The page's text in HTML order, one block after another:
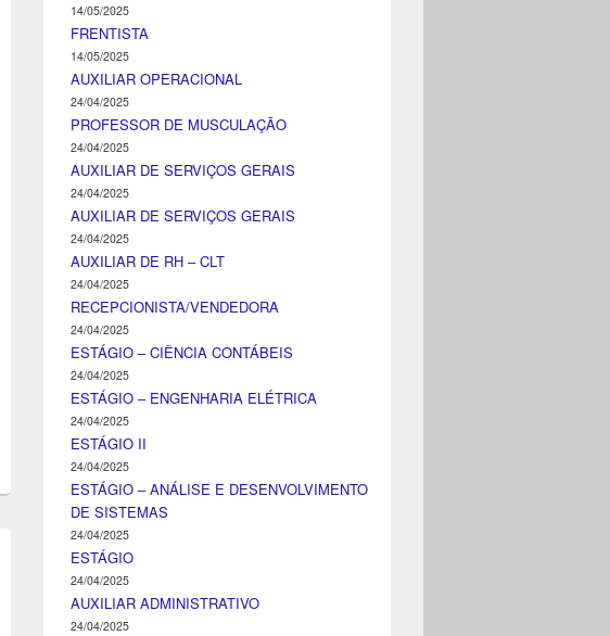
14/05/2025
FRENTISTA
14/05/2025
AUXILIAR OPERACIONAL
24/04/2025
PROFESSOR DE MUSCULAÇÃO
24/04/2025
AUXILIAR DE SERVIÇOS GERAIS
24/04/2025
AUXILIAR DE SERVIÇOS GERAIS
24/04/2025
AUXILIAR DE RH – CLT
24/04/2025
RECEPCIONISTA/VENDEDORA
24/04/2025
ESTÁGIO – CIÊNCIA CONTÁBEIS
24/04/2025
ESTÁGIO – ENGENHARIA ELÉTRICA
24/04/2025
ESTÁGIO II
24/04/2025
ESTÁGIO – ANÁLISE E DESENVOLVIMENTO
DE SISTEMAS
24/04/2025
ESTÁGIO
24/04/2025
AUXILIAR ADMINISTRATIVO
24/04/2025